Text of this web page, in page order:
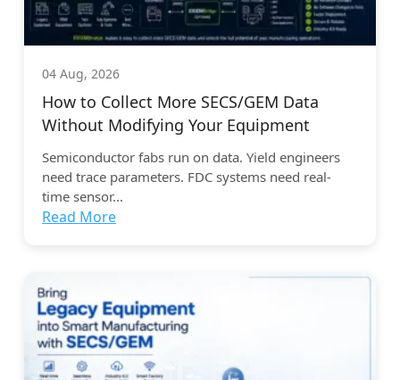
04 Aug, 2026
How to Collect More SECS/GEM Data
Without Modifying Your Equipment
Semiconductor fabs run on data. Yield engineers
need trace parameters. FDC systems need real-
time sensor...
Read More